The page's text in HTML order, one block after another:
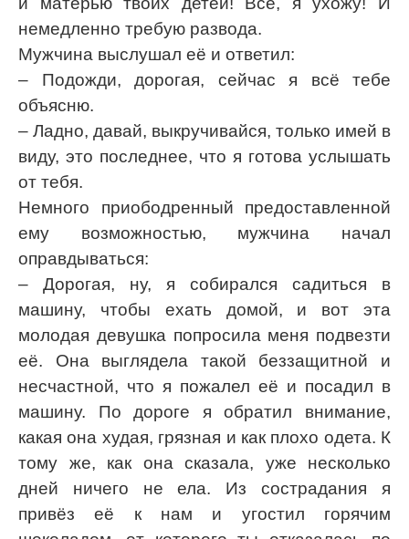
немедленно требую развода.
Мужчина выслушал её и ответил:
– Подожди, дорогая, сейчас я всё тебе
объясню.
– Ладно, давай, выкручивайся, только имей в
виду, это последнее, что я готова услышать
от тебя.
Немного приободренный предоставленной
ему возможностью, мужчина начал
оправдываться:
– Дорогая, ну, я собирался садиться в
машину, чтобы ехать домой, и вот эта
молодая девушка попросила меня подвезти
её. Она выглядела такой беззащитной и
несчастной, что я пожалел её и посадил в
машину. По дороге я обратил внимание,
какая она худая, грязная и как плохо одета. К
тому же, как она сказала, уже несколько
дней ничего не ела. Из сострадания я
привёз её к нам и угостил горячим